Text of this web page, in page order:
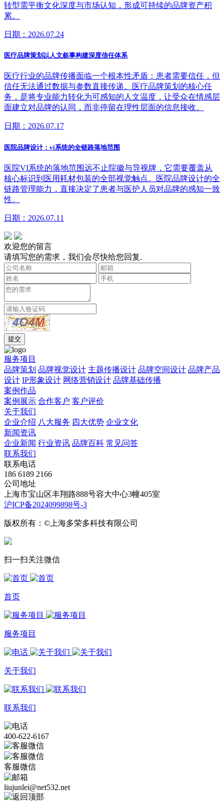
转型需平衡文化深度与市场认知，形成可持续的品牌资产积
累。
日期：2026.07.24
医疗品牌策划以人文叙事构建深度信任体系
医疗行业的品牌传播面临一个根本性矛盾：患者需要信任，但
信任无法通过数据与参数直接传递。医疗品牌策划的核心任
务，是将专业能力转化为可感知的人文温度，让受众在情感层
面建立对品牌的认同，而非停留在理性层面的信息接收。
日期：2026.07.17
医院品牌设计：vi系统的全链路落地范围
医院VI系统的落地范围远不止院徽与导视牌，它需要覆盖从
核心标识到医用耗材包装的全部视觉触点。医院品牌设计的全
链路管理能力，直接决定了患者与医护人员对品牌的感知一致
性。
日期：2026.07.11
欢迎您的留言
请填写您的需求，我们会尽快给您回复.
服务项目
品牌策划 品牌视觉设计 主题传播设计 品牌空间设计 品牌产品
设计 IP形象设计 网络营销设计 品牌基础传播
案例作品
案例展示 合作客户 客户评价
关于我们
企业介绍 八大服务 四大优势 企业文化
新闻资讯
企业新闻 行业资讯 品牌百科 常见问答
联系我们
联系电话
186 6189 2166
公司地址
上海市宝山区丰翔路888号容大中心3幢405室
沪ICP备2024099898号-3
版权所有：©上海多荣多科技有限公司
扫一扫关注微信
首页
服务项目
关于我们
联系我们
400-622-6167
客服微信
liujunlei@net532.net